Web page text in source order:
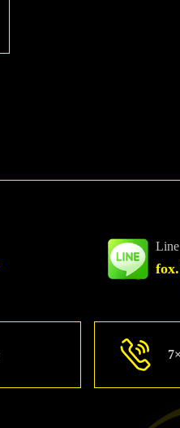
Line